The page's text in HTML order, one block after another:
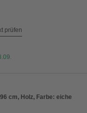
prüfen
cm, Holz, Farbe: eiche